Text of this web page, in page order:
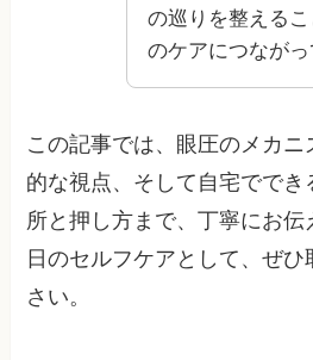
の巡りを整える
のケアにつなが
この記事では、眼圧のメカ
的な視点、そして自宅でで
所と押し方まで、丁寧にお
日のセルフケアとして、ぜ
さい。